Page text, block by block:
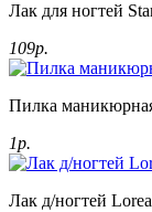
Лак для ногтей
109р.
Пилка
1р.
Лак д/ногтей